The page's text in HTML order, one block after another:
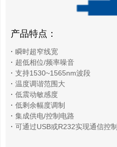
产品特点：
· 瞬时超窄线宽
· 超低相位/频率噪音
· 支持1530~1565nm波段
· 温度调谐范围大
· 低震动敏感度
· 低剩余幅度调制
· 集成供电/控制电路
· 可通过USB或R232实现通信控制